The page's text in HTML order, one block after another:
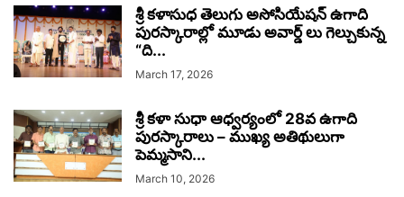
శ్రీ కళాసుధ తెలుగు అసోసియేషన్ ఉగాది
పురస్కారాల్లో మూడు అవార్డ్ లు గెల్చుకున్న
“ది...
March 17, 2026
శ్రీ కళా సుధా ఆధ్వర్యంలో 28వ ఉగాది
పురస్కారాలు – ముఖ్య అతిథులుగా
పెమ్మసాని...
March 10, 2026